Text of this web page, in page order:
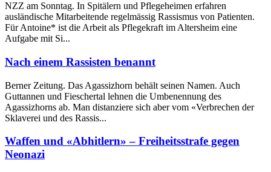
NZZ am Sonntag. In Spitälern und Pflegeheimen erfahren
ausländische Mitarbeitende regelmässig Rassismus von Patienten.
Für Antoine* ist die Arbeit als Pflegekraft im Altersheim eine
Aufgabe mit Si...
Nach einem Rassisten benannt
Berner Zeitung. Das Agassizhorn behält seinen Namen. Auch
Guttannen und Fieschertal lehnen die Umbenennung des
Agassizhorns ab. Man distanziere sich aber vom «Verbrechen der
Sklaverei und des Rassis...
Waffen und «Abhitlern» – Freiheitsstrafe gegen
Neonazi